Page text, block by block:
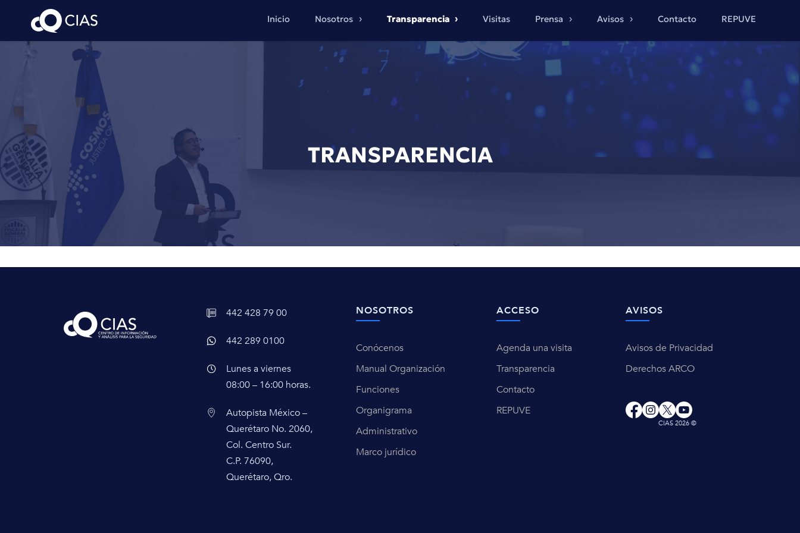
Inicio Nosotros Transparencia Visitas Prensa Avisos Contacto REPUVE
TRANSPARENCIA
442 428 79 00
442 289 0100
Lunes a viernes
08:00 – 16:00 horas.
Autopista México –
Querétaro No. 2060,
Col. Centro Sur.
C.P. 76090,
Querétaro, Qro.
NOSOTROS
Conócenos
Manual Organización
Funciones
Organigrama
Administrativo
Marco jurídico
ACCESO
Agenda una visita
Transparencia
Contacto
REPUVE
AVISOS
Avisos de Privacidad
Derechos ARCO
CIAS 2026 ©